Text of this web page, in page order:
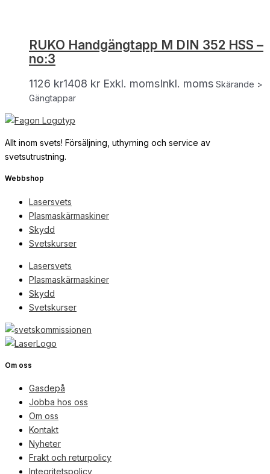
RUKO Handgängtapp M DIN 352 HSS –
no:3
1126 kr1408 kr Exkl. momsInkl. moms Skärande >
Gängtappar
Allt inom svets! Försäljning, uthyrning och service av
svetsutrustning.
Webbshop
Lasersvets
Plasmaskärmaskiner
Skydd
Svetskurser
Lasersvets
Plasmaskärmaskiner
Skydd
Svetskurser
Om oss
Gasdepå
Jobba hos oss
Om oss
Kontakt
Nyheter
Frakt och returpolicy
Integritetspolicy